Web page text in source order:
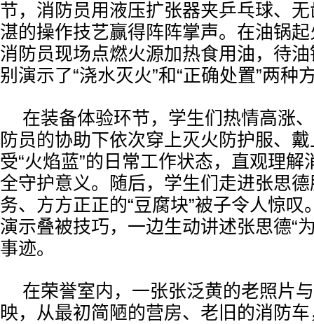
节，消防员用液压扩张器夹乒乓球、
湛的操作技艺赢得阵阵掌声。在油锅
消防员现场点燃火源加热食用油，待
别演示了“浇水灭火”和“正确处置”两种
在装备体验环节，学生们热情高涨
防员的协助下依次穿上灭火防护服、
受“火焰蓝”的日常工作状态，直观理解
全守护意义。随后，学生们走进张思
务、方方正正的“豆腐块”被子令人惊叹
演示叠被技巧，一边生动讲述张思德“
事迹。
在荣誉室内，一张张泛黄的老照片
映，从最初简陋的营房、老旧的消防